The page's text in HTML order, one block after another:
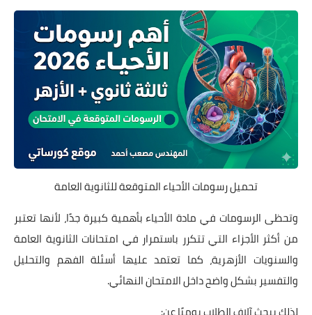
تحميل رسومات الأحياء المتوقعة للثانوية العامة
وتحظى الرسومات في مادة الأحياء بأهمية كبيرة جدًا، لأنها تعتبر
من أكثر الأجزاء التي تتكرر باستمرار في امتحانات الثانوية العامة
والسنويات الأزهرية، كما تعتمد عليها أسئلة الفهم والتحليل
والتفسير بشكل واضح داخل الامتحان النهائي.